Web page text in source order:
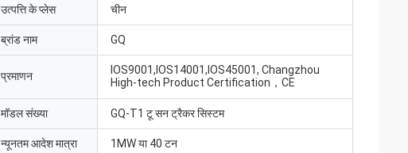
उत्पत्ति के प्लेस चीन
ब्रांड नाम GQ
प्रमाणन
IOS9001,IOS14001,IOS45001, Changzhou
High-tech Product Certification，CE
मॉडल संख्या GQ-T1 टू सन ट्रैकर सिस्टम
न्यूनतम आदेश मात्रा 1MW या 40 टन